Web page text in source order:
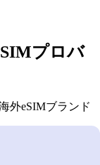
プロバ
外eSIMブランド